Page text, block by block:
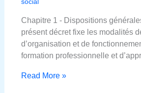
Chapitre 1 ‐ Dispositions
présent décret fixe les modalités
d’organisation et de
formation professionnelle et
Read More »